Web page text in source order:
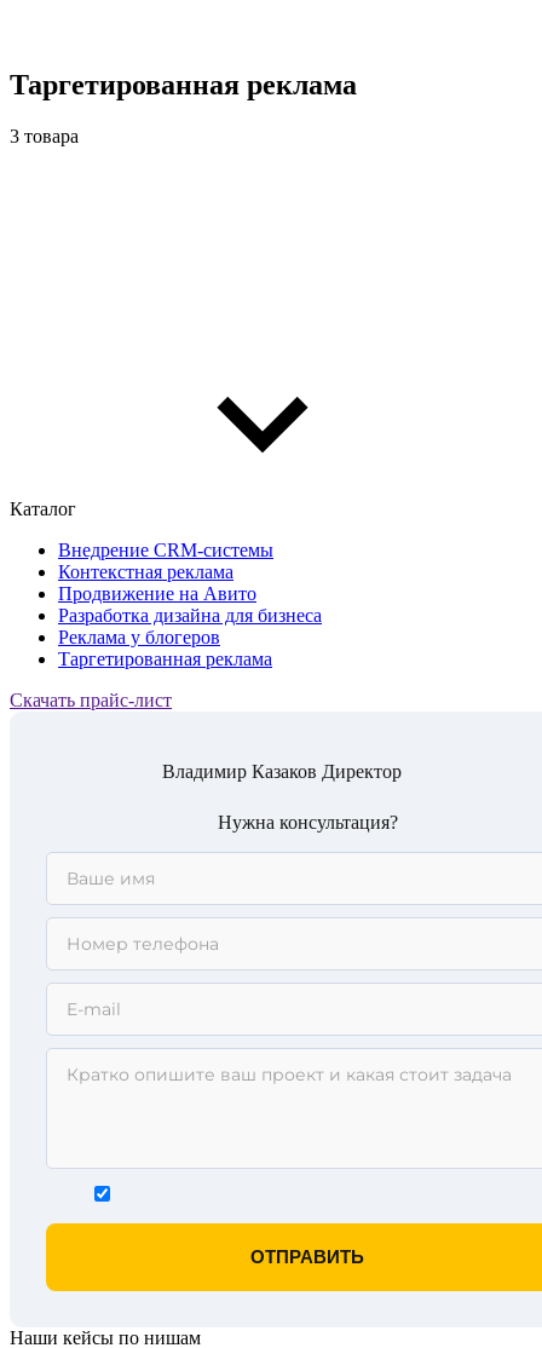
Таргетированная реклама
3 товара
Каталог
Внедрение CRM-системы
Контекстная реклама
Продвижение на Авито
Разработка дизайна для бизнеса
Реклама у блогеров
Таргетированная реклама
Скачать прайс-лист
Владимир Казаков Директор
Нужна консультация?
Наши кейсы по нишам